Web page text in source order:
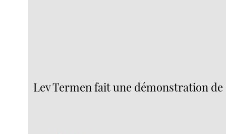
Lev Termen fait une démonstration